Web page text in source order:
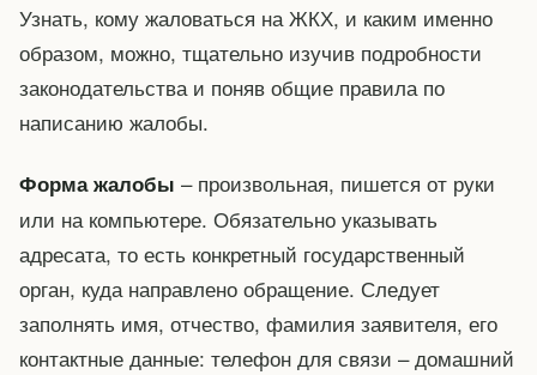
Узнать, кому жаловаться на ЖКХ, и каким именно
образом, можно, тщательно изучив подробности
законодательства и поняв общие правила по
написанию жалобы.
Форма жалобы – произвольная, пишется от руки
или на компьютере. Обязательно указывать
адресата, то есть конкретный государственный
орган, куда направлено обращение. Следует
заполнять имя, отчество, фамилия заявителя, его
контактные данные: телефон для связи – домашний